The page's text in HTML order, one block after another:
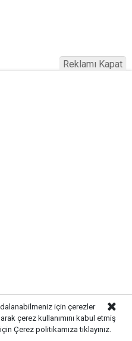
için çerezler
çerez kullanımını kabul etmiş
Çerez politikamıza tıklayınız.
Reklamı Kapat